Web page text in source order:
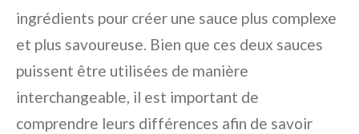
ingrédients pour créer une sauce plus complexe
et plus savoureuse. Bien que ces deux sauces
puissent être utilisées de manière
interchangeable, il est important de
comprendre leurs différences afin de savoir